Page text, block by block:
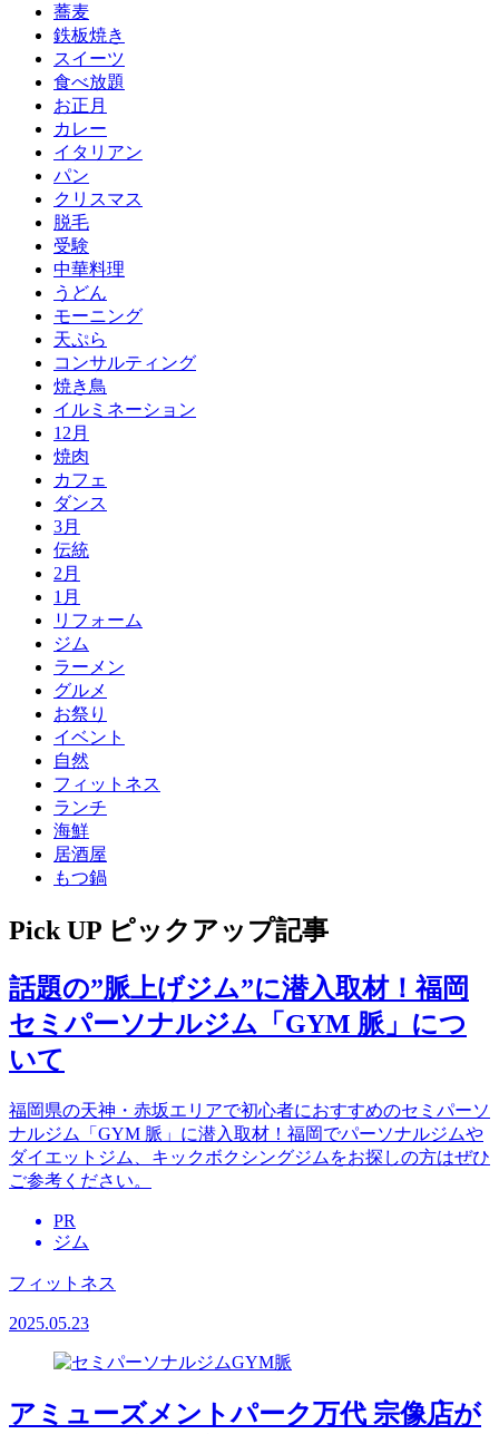
蕎麦
鉄板焼き
スイーツ
食べ放題
お正月
カレー
イタリアン
パン
クリスマス
脱毛
受験
中華料理
うどん
モーニング
天ぷら
コンサルティング
焼き鳥
イルミネーション
12月
焼肉
カフェ
ダンス
3月
伝統
2月
1月
リフォーム
ジム
ラーメン
グルメ
お祭り
イベント
自然
フィットネス
ランチ
海鮮
居酒屋
もつ鍋
Pick UP ピックアップ記事
話題の”脈上げジム”に潜入取材！福岡
セミパーソナルジム「GYM 脈」につ
いて
福岡県の天神・赤坂エリアで初心者におすすめのセミパーソ
ナルジム「GYM 脈」に潜入取材！福岡でパーソナルジムや
ダイエットジム、キックボクシングジムをお探しの方はぜひ
ご参考ください。
PR
ジム
フィットネス
2025.05.23
アミューズメントパーク万代 宗像店が